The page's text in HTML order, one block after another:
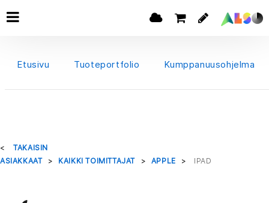
Etusivu Tuoteportfolio Kumppanuusohjelma
TAKAISIN
ASIAKKAAT
KAIKKI TOIMITTAJAT APPLE IPAD